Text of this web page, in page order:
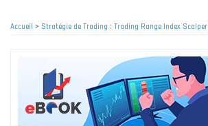
Accueil > Stratégie de Trading : Trading Range Index Scalper